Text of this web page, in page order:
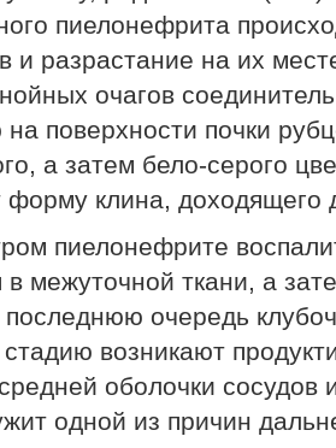
пиелонефрита
и разрастание на их
очагов
поверхности почки
а затем бело-серого
клина, доходящего
пиелонефрите
в межуточной ткани, а
очередь
возникают
оболочки сосудов
одной из причин